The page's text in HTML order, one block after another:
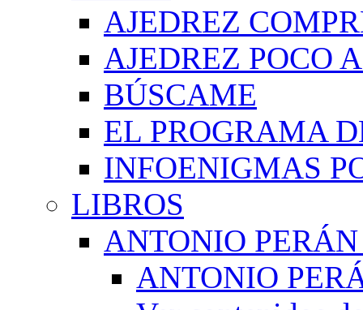
AJEDREZ
AJEDREZ POCO
BÚSCAME
EL PROGRAMA
INFOENIGMAS
LIBROS
ANTONIO
ANTONIO